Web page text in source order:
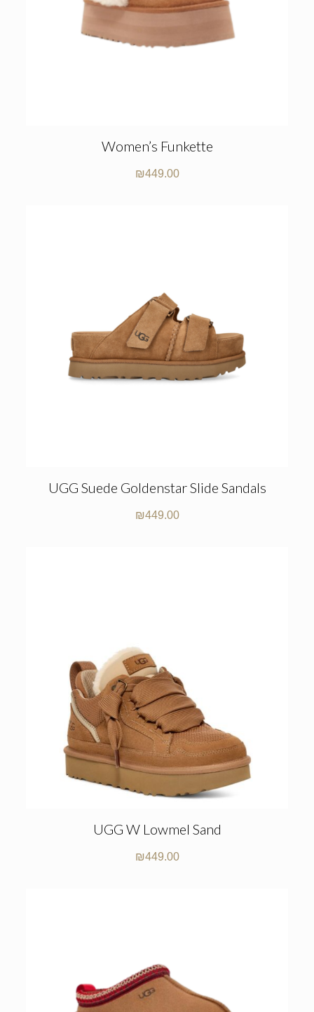
Women’s Funkette
₪449.00
UGG Suede Goldenstar Slide Sandals
₪449.00
UGG W Lowmel Sand
₪449.00